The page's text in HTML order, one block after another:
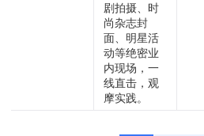
剧拍摄、时
尚杂志封
面、明星活
动等绝密业
内现场，一
线直击，观
摩实践。